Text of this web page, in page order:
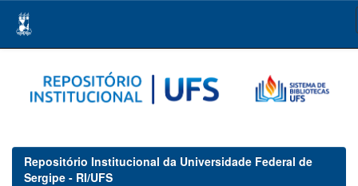
navigation
Repositório Institucional da Universidade Federal de
Sergipe - RI/UFS